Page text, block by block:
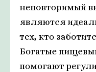
неповторимый
являются
тех, кто
Богатые
помогают